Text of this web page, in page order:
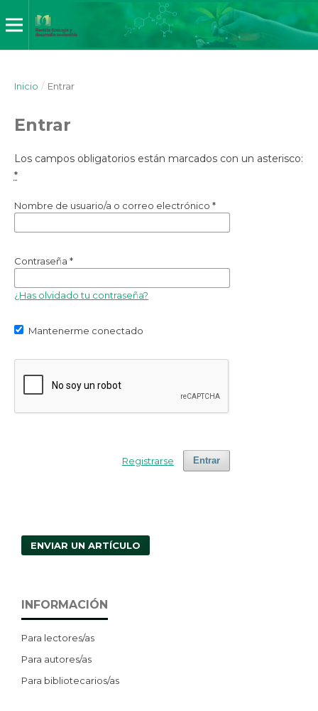
Inicio / Entrar
Entrar
Los campos obligatorios están marcados con un asterisco:
*
Nombre de usuario/a o correo electrónico *
Contraseña *
¿Has olvidado tu contraseña?
Mantenerme conectado
Entrar
Registrarse
ENVIAR UN ARTÍCULO
INFORMACIÓN
Para lectores/as
Para autores/as
Para bibliotecarios/as